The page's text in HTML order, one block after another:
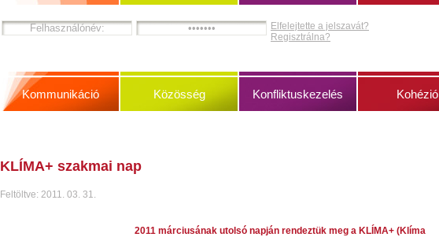
Elfelejtette a jelszavát?
Regisztrálna?
Kommunikáció Közösség Konfliktuskezelés Kohézió
KLÍMA+ szakmai nap
Feltöltve: 2011. 03. 31.
2011 márciusának utolsó napján rendeztük meg a KLÍMA+ (Klíma